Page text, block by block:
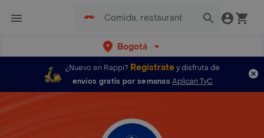
Bogotá
¿Nuevo en Rappi? Regístratey disfruta de
envíos gratis por semanas Aplican TyC